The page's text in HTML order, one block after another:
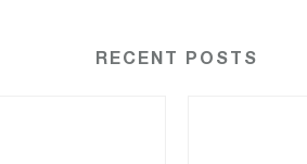
RECENT POSTS